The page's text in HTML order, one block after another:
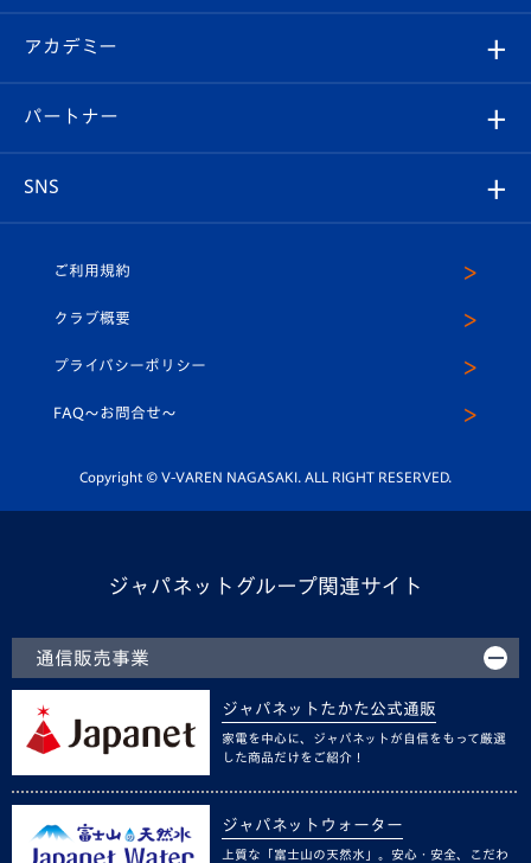
イベント
メディア
ホームタウン
スタッフプロフィール
マスコット紹介
平和祈念活動
ホームタウン活動
Revive Team
ヴィヴィくんの長崎おもてなしガイド
フォトギャラリー
スタジアムグルメ
V-LOVERS（ファンクラブ）
プレイヤーズスイート
オンラインショップ
店舗情報
アカデミー
育成からのお知らせ
U-18
スクール
パートナー
SNS
ヴィヴィくんインスタグラム
公式LINE＠
ご利用規約
クラブ概要
プライバシーポリシー
FAQ〜お問合せ〜
Copyright © V-VAREN NAGASAKI. ALL RIGHT RESERVED.
ジャパネットグループ関連サイト
通信販売事業
ジャパネットたかた公式通販
家電を中心に、ジャパネットが自信をもって厳選
した商品だけをご紹介！
ジャパネットウォーター
上質な「富士山の天然水」。安心・安全、こだわ